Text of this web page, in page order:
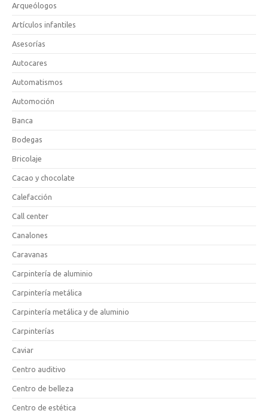
Arqueólogos
Artículos infantiles
Asesorías
Autocares
Automatismos
Automoción
Banca
Bodegas
Bricolaje
Cacao y chocolate
Calefacción
Call center
Canalones
Caravanas
Carpintería de aluminio
Carpintería metálica
Carpintería metálica y de aluminio
Carpinterías
Caviar
Centro auditivo
Centro de belleza
Centro de estética